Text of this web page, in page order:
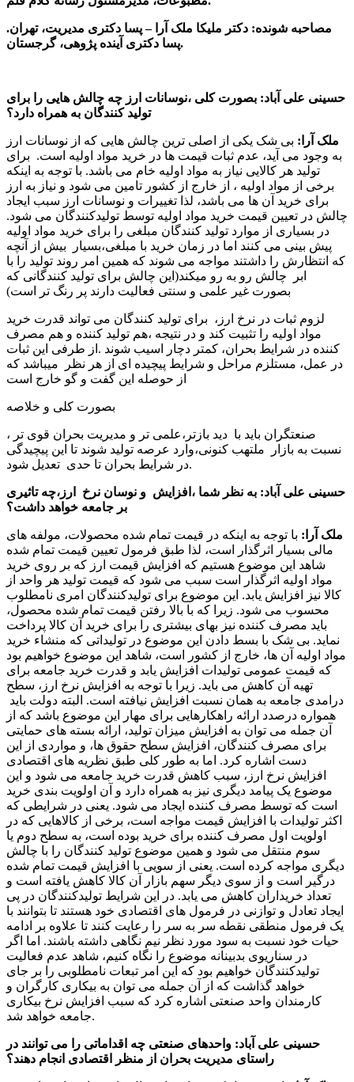
مصاحبه شونده: دکتر ملیکا ملک آرا – پسا دکتری مدیریت، تهران.
پسا دکتری آینده پژوهی، گرجستان.
حسینی علی آباد: بصورت کلی ،نوسانات ارز چه چالش هایی را برای
تولید کنندگان به همراه دارد؟
ملک آرا: بی شک یکی از اصلی ترین چالش هایی که از نوسانات ارز
به وجود می آید، عدم ثبات قیمت ها در خرید مواد اولیه است. برای
تولید هر کالایی نیاز به مواد اولیه خام می باشد. با توجه به اینکه
برخی از مواد اولیه ، از خارج از کشور تامین می شود و نیاز به ارز
برای خرید آن ها می باشد، لذا تغییرات و نوسانات ارز سبب ایجاد
چالش در تعیین قیمت خرید مواد اولیه توسط تولیدکنندگان می شود.
در بسیاری از موارد تولید کنندگان مبلغی را برای خرید مواد اولیه
پیش بینی می کنند اما در زمان خرید با مبلغی،بسیار بیش از آنچه
که انتظارش را داشتند مواجه می شوند که همین امر روند تولید را با
ابر چالش رو به رو میکند(این چالش برای تولید کنندگانی که
بصورت غیر علمی و سنتی فعالیت دارند پر رنگ تر است)
لزوم ثبات در نرخ ارز، برای تولید کنندگان می تواند قدرت خرید
مواد اولیه را تثبیت کند و در نتیجه ،هم تولید کننده و هم مصرف
کننده در شرایط بحران، کمتر دچار اسیب شوند .از طرفی این ثبات
در عمل، مستلزم مراحل و شرایط پیچیده ای از هر نظر میباشد که
از حوصله این گفت و گو خارج است
بصورت کلی و خلاصه
صنعتگران باید با دید بازتر،علمی تر و مدیریت بحران قوی تر ،
نسبت به بازار ملتهب کنونی،وارد عرصه تولید شوند تا این پیچیدگی
در شرایط بحران تا حدی تعدیل شود.
حسینی علی آباد: به نظر شما ،افزایش و نوسان نرخ ارز،چه تاثیری
بر جامعه خواهد داشت؟
ملک آرا: با توجه به اینکه در قیمت تمام شده محصولات، مولفه های
مالی بسیار اثرگذار است، لذا طبق فرمول تعیین قیمت تمام شده
شاهد این موضوع هستیم که افزایش قیمت ارز که بر روی خرید
مواد اولیه اثرگذار است سبب می شود که قیمت تولید هر واحد از
کالا نیز افزایش یابد. این موضوع برای تولیدکنندگان امری نامطلوب
محسوب می شود. زیرا که با بالا رفتن قیمت تمام شده محصول،
باید مصرف کننده نیز بهای بیشتری را برای خرید آن کالا پرداخت
نماید. بی شک با بسط دادن این موضوع در تولیداتی که منشاء خرید
مواد اولیه آن ها، خارج از کشور است، شاهد این موضوع خواهیم بود
که قیمت عمومی تولیدات افزایش یابد و قدرت خرید جامعه برای
تهیه آن کاهش می باید. زیرا با توجه به افزایش نرخ ارز، سطح
درامدی جامعه به همان نسبت افزایش نیافته است. البته دولت باید
همواره درصدد ارائه راهکارهایی برای مهار این موضوع باشد که از
آن جمله می توان به افزایش میزان تولید، ارائه بسته های حمایتی
برای مصرف کنندگان، افزایش سطح حقوق ها، و مواردی از این
دست اشاره کرد. اما به طور کلی طبق نظریه های اقتصادی
افزایش نرخ ارز، سبب کاهش قدرت خرید جامعه می شود و این
موضوع یک پیامد دیگری نیز به همراه دارد و آن اولویت بندی خرید
است که توسط مصرف کننده ایجاد می شود. یعنی در شرایطی که
اکثر تولیدات با افزایش قیمت مواجه است، برخی از کالاهایی که در
اولویت اول مصرف کننده برای خرید بوده است، به سطح دوم یا
سوم منتقل می شود و همین موضوع تولید کنندگان را با چالش
دیگری مواجه کرده است. یعنی از سویی با افزایش قیمت تمام شده
درگیر است و از سوی دیگر سهم بازار آن کالا کاهش یافته است و
تعداد خریداران کاهش می یابد. در این شرایط تولیدکنندگان در پی
ایجاد تعادل و توازنی در فرمول های اقتصادی خود هستند تا بتوانند با
یک فرمول منطقی نقطه سر به سر را رعایت کنند تا علاوه بر ادامه
حیات خود نسبت به سود مورد نظر نیم نگاهی داشته باشند. اما اگر
در سناریوی بدبینانه موضوع را نگاه کنیم، شاهد عدم فعالیت
تولیدکنندگان خواهیم بود که این امر تبعات نامطلوبی را بر جای
خواهد گذاشت که از آن جمله می توان به بیکاری کارگران و
کارمندان واحد صنعتی اشاره کرد که سبب افزایش نرخ بیکاری
جامعه خواهد شد.
حسینی علی آباد: واحدهای صنعتی چه اقداماتی را می توانند در
راستای مدیریت بحران از منظر اقتصادی انجام دهند؟